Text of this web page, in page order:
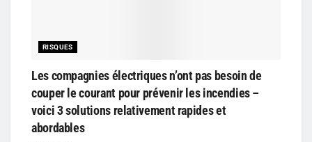
RISQUES
Les compagnies électriques n’ont pas besoin de
couper le courant pour prévenir les incendies –
voici 3 solutions relativement rapides et
abordables